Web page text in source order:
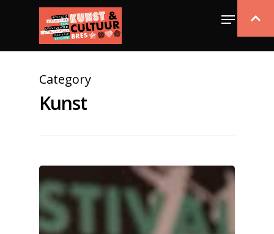
Category
Kunst